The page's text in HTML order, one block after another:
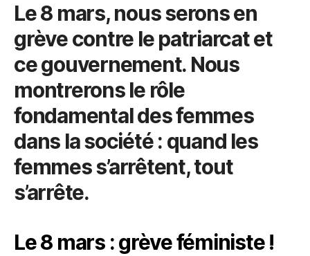
Le 8 mars, nous serons en
grève contre le patriarcat et
ce gouvernement. Nous
montrerons le rôle
fondamental des femmes
dans la société : quand les
femmes s’arrêtent, tout
s’arrête.
Le 8 mars : grève féministe !